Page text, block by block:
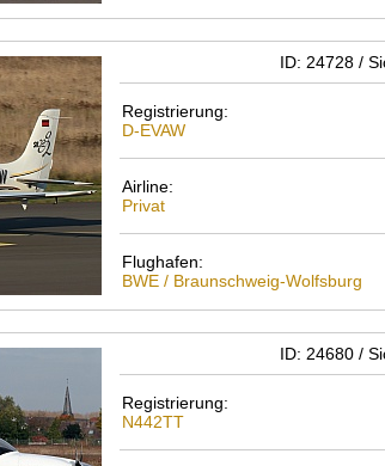
ID: 24728 /
Registrierung:
D-EVAW
Airline:
Privat
Flughafen:
BWE / Braunschweig-Wolfsburg
ID: 24680 /
Registrierung:
N442TT